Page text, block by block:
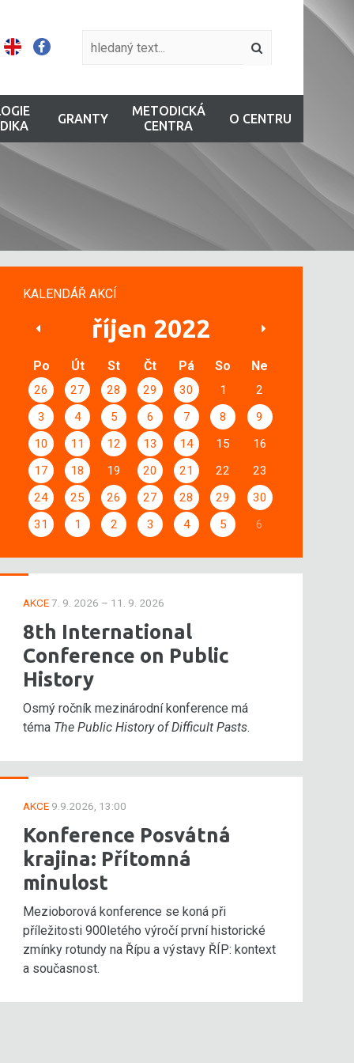
GRANTY
METODICKÁ
CENTRA
O CENTRU
KALENDÁŘ AKCÍ
říjen 2022
Po Út St Čt Pá So Ne
26 27 28 29 30 1
2
3
4 5 6 7 8
9
10
11 12 13 14 15
16
17
18 19 20 21 22
23
24
25 26 27 28 29
30
31
1 2 3 4 5 6
AKCE7. 9. 2026 – 11. 9. 2026
8th International
Conference on Public
History
Osmý ročník mezinárodní konference má
téma The Public History of Difficult Pasts.
AKCE 9.9.2026, 13:00
Konference Posvátná
krajina: Přítomná
minulost
Mezioborová konference se koná při
příležitosti 900letého výročí první historické
zmínky rotundy na Řípu a výstavy ŘÍP: kontext
a současnost.